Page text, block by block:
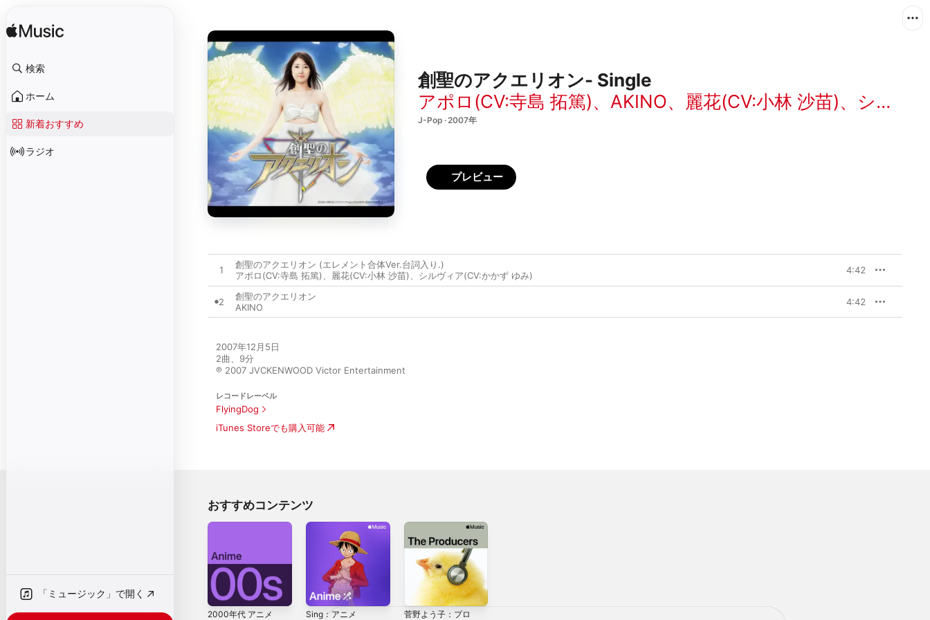
検索
ホーム
新着おすすめ
ラジオ
「ミュージック」で開く
創聖のアクエリオン- Single
アポロ(CV:寺島 拓篤)、 AKINO、 麗花(CV:小林 沙苗)、 シルヴィア(CV:かかず ゆみ)
J-Pop · 2007年
プレビュー
1
創聖のアクエリオン (エレメント合体Ver.台詞入り.)
アポロ(CV:寺島 拓篤)
麗花(CV:小林 沙苗) シルヴィア(CV:かかず ゆみ) 4:42
2
創聖のアクエリオン
AKINO
4:42
2007年12月5日
2曲、9分
℗ 2007 JVCKENWOOD Victor Entertainment
レコードレーベル
FlyingDog
iTunes Storeでも購入可能
おすすめコンテンツ
2000年代 アニメ
Sing：アニメ
菅野よう子：プロ